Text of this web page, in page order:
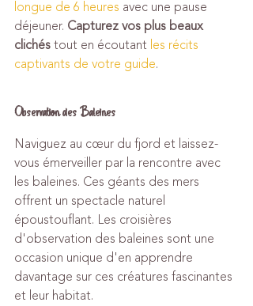
longue de 6 heures avec une pause
déjeuner. Capturez vos plus beaux
clichés tout en écoutant les récits
captivants de votre guide.
Observation des Baleines
Naviguez au cœur du fjord et laissez-
vous émerveiller par la rencontre avec
les baleines. Ces géants des mers
offrent un spectacle naturel
époustouflant. Les croisières
d'observation des baleines sont une
occasion unique d'en apprendre
davantage sur ces créatures fascinantes
et leur habitat.